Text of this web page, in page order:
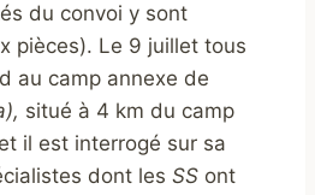
du convoi y sont
pièces). Le 9 juillet tous
au camp annexe de
situé à 4 km du camp
il est interrogé sur sa
dont les SS ont